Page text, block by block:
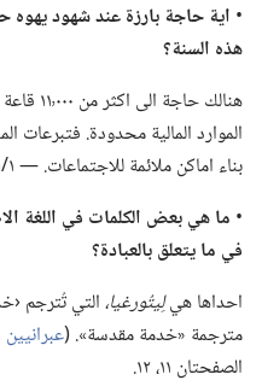
‏• اية حاجة بارزة عند شهود يهوه
هذه السنة؟‏
هنالك
الموارد المالية محدودة.‏
بناء اماكن ملائمة للاجتماعات.‏ —‏ ١/‏١١،‏ الصفحة ٣٠.‏
‏• ما هي بعض الكلمات في اللغة
في ما يتعلق بالعبادة؟‏
احداها هيلِيتُورغيا،‏التي تُترجم
مترجمة «خدمة مقدسة».‏ (‏عبرانيين ١٠:‏١١؛‏
الصفحتان ١١،‏ ١٢.‏